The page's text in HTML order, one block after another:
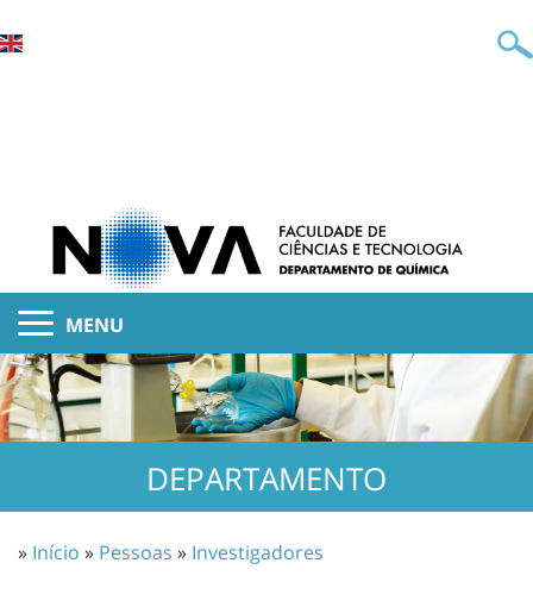
MENU
DEPARTAMENTO
» Início » Pessoas » Investigadores